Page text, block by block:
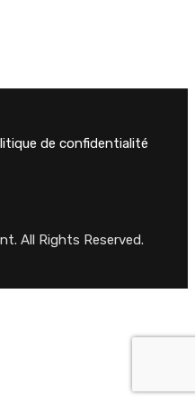
All Rights Reserved.
de confidentialité